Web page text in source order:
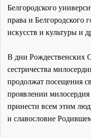
Белгородского
права и Белгородского
искусств и культуры и
В дни Рождественских
сестричества
продолжат посещения
проявлении
принести всем этим
и славословие